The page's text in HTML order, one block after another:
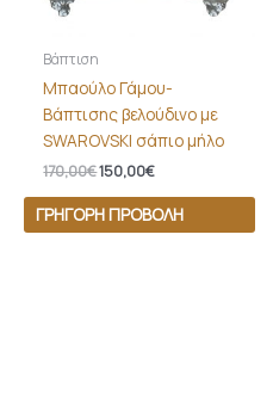
Βάπτιση
Μπαούλο Γάμου-
Βάπτισης βελούδινο με
SWAROVSKI σάπιο μήλο
170,00€150,00€
ΓΡΉΓΟΡΗ ΠΡΟΒΟΛΉ